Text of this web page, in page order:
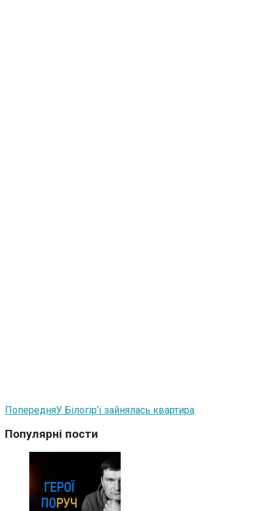
ПопередняУ Білогір’ї зайнялась квартира
Популярні пости